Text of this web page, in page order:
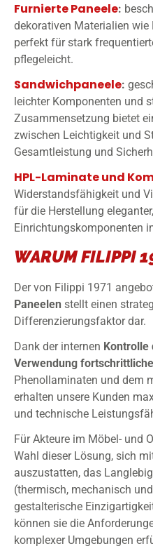
Furnierte Paneele:
dekorativen Materialien
perfekt für stark
pflegeleicht.
Sandwichpaneele:
leichter Komponenten und
Zusammensetzung bietet
zwischen Leichtigkeit und
Gesamtleistung und
HPL-Laminate und
Widerstandsfähigkeit und
für die Herstellung
Einrichtungskomponenten
WARUM FILIPPI
Der von Filippi 1971
Paneelen stellt einen
Differenzierungsfaktor dar.
Dank der internen Kontrolle
Verwendung
Phenollaminaten und dem
erhalten unsere Kunden
und technische
Für Akteure im Möbel- und
Wahl dieser Lösung, sich
auszustatten, das
(thermisch, mechanisch
gestalterische
können sie die
komplexer Umgebungen